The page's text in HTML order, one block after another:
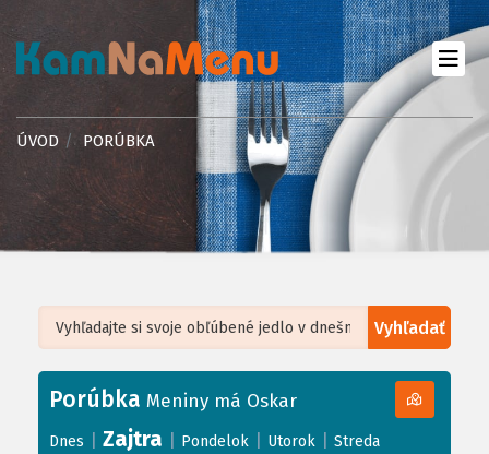
ÚVOD PORÚBKA
Vyhľadať
+
−
Leaflet| ©OpenStreetMap, Tiles courtesy ofHumanitarian OpenStreetMap
Porúbka Meniny má Oskar
Dnes Zajtra Pondelok Utorok Streda